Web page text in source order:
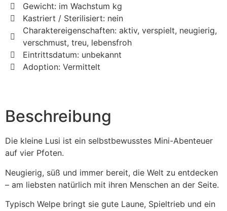
Gewicht: im Wachstum kg
Kastriert / Sterilisiert: nein
Charaktereigenschaften: aktiv, verspielt, neugierig,
verschmust, treu, lebensfroh
Eintrittsdatum: unbekannt
Adoption: Vermittelt
Beschreibung
Die kleine Lusi ist ein selbstbewusstes Mini-Abenteuer
auf vier Pfoten.
Neugierig, süß und immer bereit, die Welt zu entdecken
– am liebsten natürlich mit ihren Menschen an der Seite.
Typisch Welpe bringt sie gute Laune, Spieltrieb und ein